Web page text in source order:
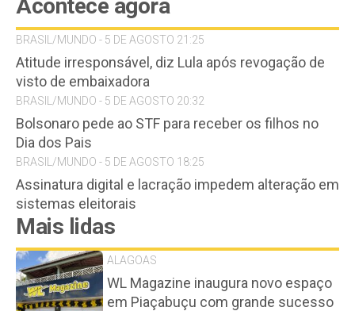
Acontece agora
BRASIL/MUNDO - 5 DE AGOSTO 21:25
Atitude irresponsável, diz Lula após revogação de
visto de embaixadora
BRASIL/MUNDO - 5 DE AGOSTO 20:32
Bolsonaro pede ao STF para receber os filhos no
Dia dos Pais
BRASIL/MUNDO - 5 DE AGOSTO 18:25
Assinatura digital e lacração impedem alteração em
sistemas eleitorais
Mais lidas
ALAGOAS
WL Magazine inaugura novo espaço
em Piaçabuçu com grande sucesso